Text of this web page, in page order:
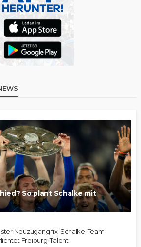
So plant Schalke mit
Neuzugang fix: Schalke-Team
Freiburg-Talent